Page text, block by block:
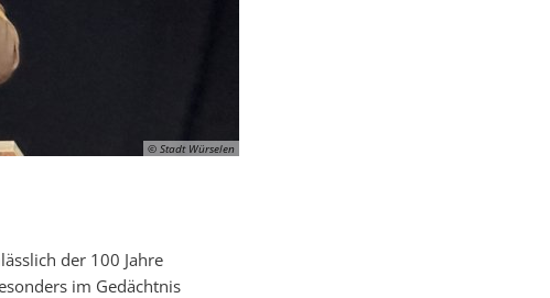
© Stadt Würselen
der 100 Jahre
im Gedächtnis